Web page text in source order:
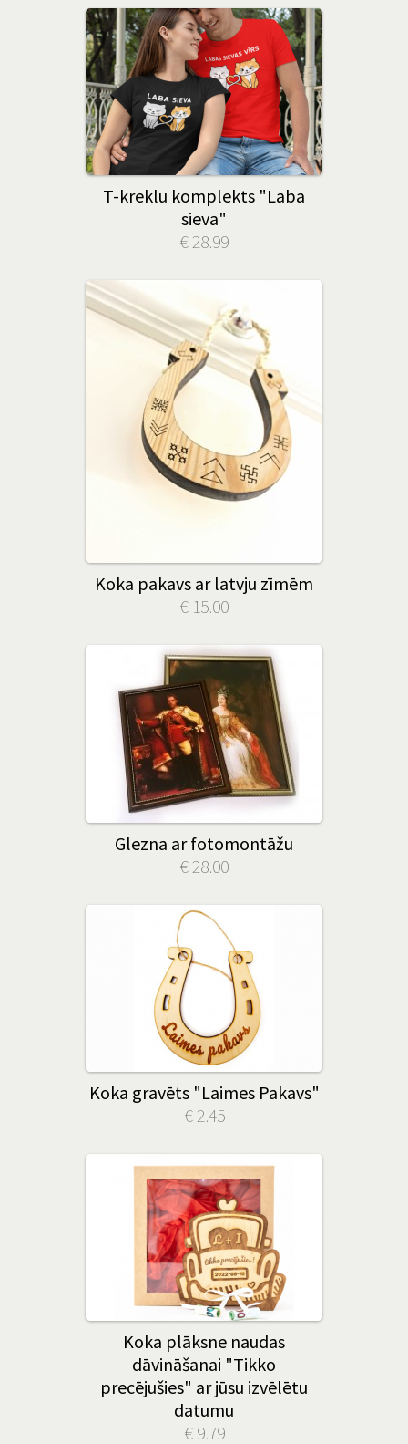
T-kreklu komplekts "Laba
sieva"
€ 28.99
Koka pakavs ar latvju zīmēm
€ 15.00
Glezna ar fotomontāžu
€ 28.00
Koka gravēts "Laimes Pakavs"
€ 2.45
Koka plāksne naudas
dāvināšanai "Tikko
precējušies" ar jūsu izvēlētu
datumu
€ 9.79